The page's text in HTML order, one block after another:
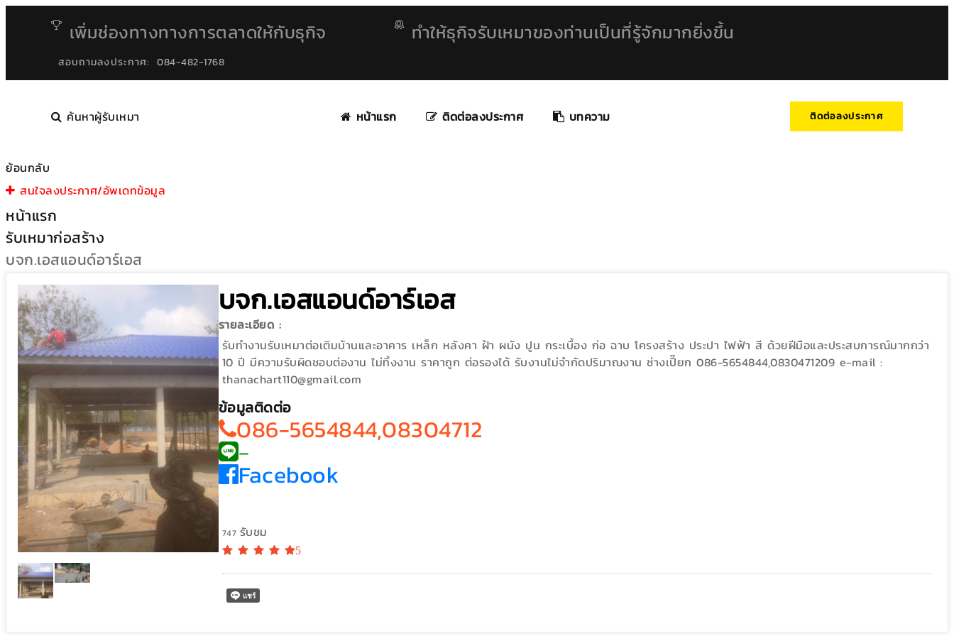
เพิ่มช่องทางทางการตลาดให้กับธุกิจ ทำให้ธุกิจรับเหมาของท่านเป็นที่รู้จักมากยิ่งขึ้น
สอบถามลงประกาศ: 084-482-1768
ค้นหาผู้รับเหมา ติดต่อลงประกาศ
หน้าแรก ติดต่อลงประกาศ บทความ
ย้อนกลับ
สนใจลงประกาศ/อัพเดทข้อมูล
หน้าแรก
รับเหมาก่อสร้าง
บจก.เอสแอนด์อาร์เอส
บจก.เอสแอนด์อาร์เอส
รายละเอียด :
รับทำงานรับเหมาต่อเติมบ้านและอาคาร เหล็ก หลังคา ฝ้า ผนัง ปูน กระเบื้อง ก่อ ฉาบ โครงสร้าง ประปา ไฟฟ้า สี ด้วยฝีมือและประสบการณ์มากกว่า
10 ปี มีความรับผิดชอบต่องาน ไม่ทิ้งงาน ราคาถูก ต่อรองได้ รับงานไม่จำกัดปริมาณงาน ช่างเปี๊ยก 086-5654844,0830471209 e-mail :
thanachart110@gmail.com
ข้อมูลติดต่อ
086-5654844,08304712
-
Facebook
747 รับชม
5